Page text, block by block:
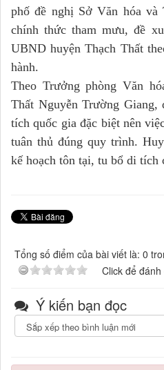
phố đề nghị Sở Văn hóa và
chính thức tham mưu, đề
UBND huyện Thạch Thất
hành.
Theo Trưởng phòng Văn
Thất Nguyễn Trường
tích quốc gia đặc biệt nên
tuân thủ đúng quy trình.
kế hoạch tôn tại, tu bổ di tích
Tổng số điểm của bài viết là: 0
Click để
Ý kiến bạn đọc